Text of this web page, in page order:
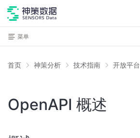
菜单
首页 神策分析 技术指南 开放平台
OpenAPI 概述